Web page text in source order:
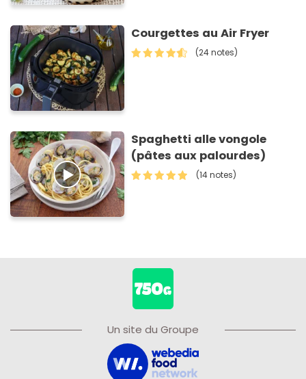
Courgettes au Air Fryer
(24 notes)
Spaghetti alle vongole
(pâtes aux palourdes)
(14 notes)
Un site du Groupe